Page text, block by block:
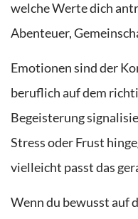
welche Werte dich
Abenteuer,
Emotionen sind der
beruflich auf dem
Begeisterung
Stress oder Frust
vielleicht passt das
Wenn du bewusst auf